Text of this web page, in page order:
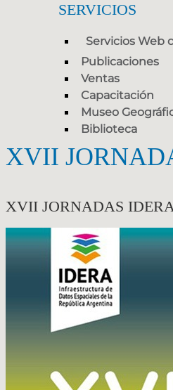
SERVICIOS
Servicios Web
Publicaciones
Ventas
Capacitación
Museo
Biblioteca
XVII
XVII JORNADAS